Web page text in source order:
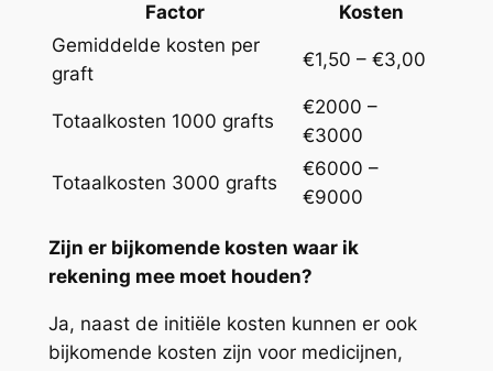
Factor
Kosten
Gemiddelde kosten per
graft
€1,50 – €3,00
Totaalkosten 1000 grafts
€2000 –
€3000
Totaalkosten 3000 grafts
€6000 –
€9000
Zijn er bijkomende kosten waar ik
rekening mee moet houden?
Ja, naast de initiële kosten kunnen er ook
bijkomende kosten zijn voor medicijnen,